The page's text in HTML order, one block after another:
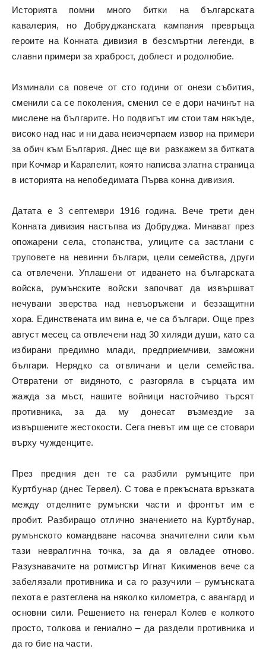
Историята помни много битки на българската
кавалерия, но Добруджанската кампания превръща
героите на Конната дивизия в безсмъртни легенди, в
славни примери за храброст, доблест и родолюбие.
Изминали са повече от сто години от онези събития,
сменили са се поколения, сменил се е дори начинът на
мислене на българите. Но подвигът им стои там някъде,
високо над нас и ни дава неизчерпаем извор на примери
за обич към България. Днес ще ви разкажем за битката
при Кочмар и Карапелит, която написва златна страница
в историята на непобедимата Първа конна дивизия.
Датата е 3 септември 1916 година. Вече трети ден
Конната дивизия настъпва из Добруджа. Минават през
опожарени села, стопанства, улиците са застлани с
труповете на невинни българи, цели семейства, други
са отвлечени. Уплашени от идването на българската
войска, румънските войски започват да извършват
нечувани зверства над невъоръжени и беззащитни
хора. Единствената им вина е, че са българи. Още през
август месец са отвлечени над 30 хиляди души, като са
избирани предимно млади, предприемчиви, заможни
българи. Нерядко са отвличани и цели семейства.
Отвратени от видяното, с разгоряла в сърцата им
жажда за мъст, нашите войници настойчиво търсят
противника, за да му донесат възмездие за
извършените жестокости. Сега гневът им ще се стовари
върху чужденците.
През предния ден те са разбили румънците при
Куртбунар (днес Тервел). С това е прекъсната връзката
между отделните румънски части и фронтът им е
пробит. Разбиращо отлично значението на Куртбунар,
румънското командване насочва значителни сили към
тази невралгична точка, за да я овладее отново.
Разузнавачите на ротмистър Игнат Кикименов вече са
забелязали противника и са го разучили – румънската
пехота е разтеглена на няколко километра, с авангард и
основни сили. Решението на генерал Колев е колкото
просто, толкова и гениално – да раздели противника и
да го бие на части.